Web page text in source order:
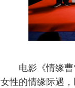
电影《情缘
女性的情缘际遇